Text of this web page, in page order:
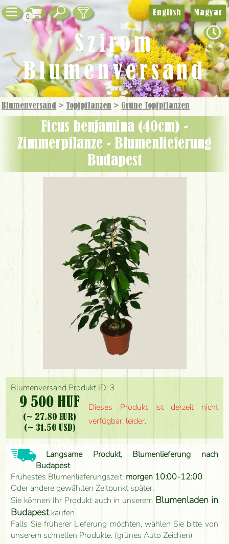
0
Blumenversand > Topfpflanzen > Grüne Topf­pflanzen
Ficus benjamina (40cm) -
Zimmerpflanze - Blumenlieferung
Budapest
Blumenversand Produkt ID: 3
9 500 HUF
(~ 27.80 EUR)
(~ 31.50 USD)
Dieses Produkt ist derzeit nicht
verfügbar, leider.
Langsame Produkt, Blumenlieferung nach
Budapest
Frühestes Blumenlieferungszeit: morgen 10:00-12:00
Oder andere gewählten Zeitpunkt später.
Sie können Ihr Produkt auch in unserem Blumenladen in
Budapestkaufen.
Falls Sie früherer Lieferung möchten, wählen Sie bitte von
unserem schnellen Produkte. (grünes Auto Zeichen)
English Magyar
Szirom
Blumenversand